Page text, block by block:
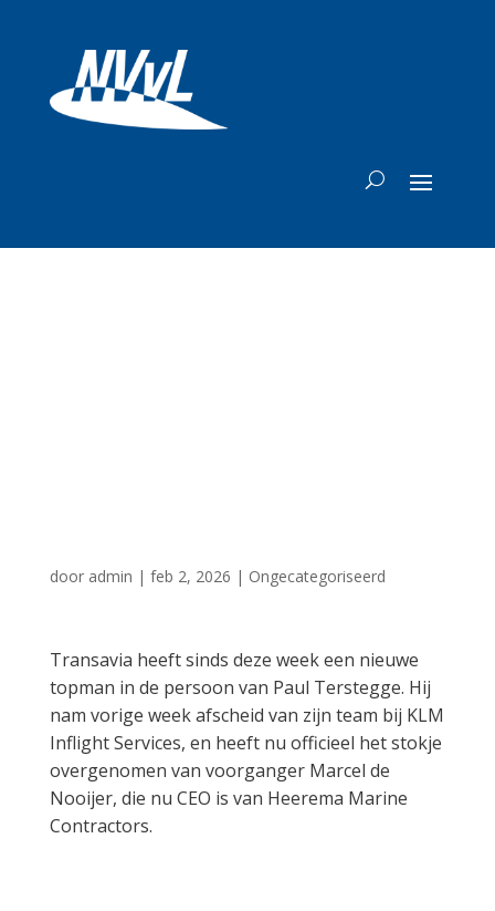
door admin | feb 2, 2026 | Ongecategoriseerd
Transavia heeft sinds deze week een nieuwe
topman in de persoon van Paul Terstegge. Hij
nam vorige week afscheid van zijn team bij KLM
Inflight Services, en heeft nu officieel het stokje
overgenomen van voorganger Marcel de
Nooijer, die nu CEO is van Heerema Marine
Contractors.